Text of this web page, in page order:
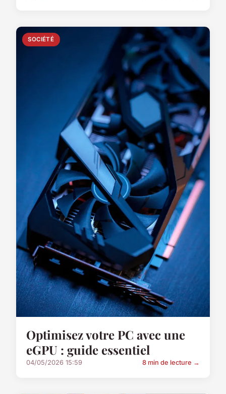
SOCIÉTÉ
Optimisez votre PC avec une
eGPU : guide essentiel
04/05/2026 15:59 8 min de lecture →